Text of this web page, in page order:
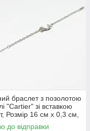
браслет з позолотою
"Cartier" зі вставкою
Розмір 16 см x 0,3 см,
г
до відправки